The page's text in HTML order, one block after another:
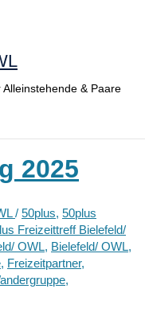
& Paare
2025
/ 50plus, 50plus
Freizeittreff Bielefeld/
OWL, Bielefeld/ OWL,
, Freizeitpartner,
,